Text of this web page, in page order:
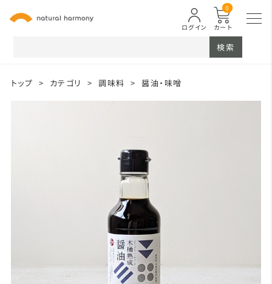
カート
0
ログイン
検索
トップ > カテゴリ > 調味料 > 醤油・味噌